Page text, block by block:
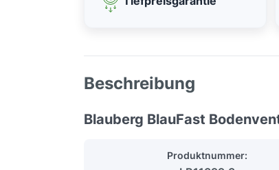
Beschreibung
Blauberg BlauFast
Produktnummer: